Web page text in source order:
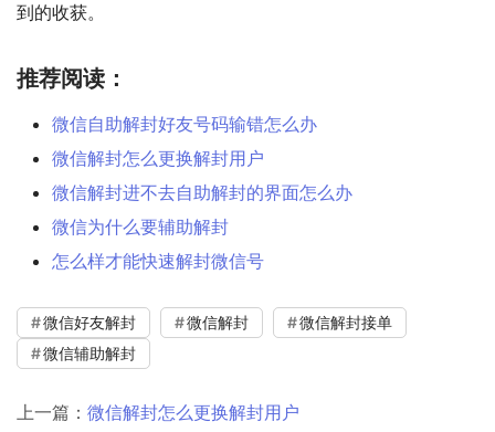
到的收获。
推荐阅读：
微信自助解封好友号码输错怎么办
微信解封怎么更换解封用户
微信解封进不去自助解封的界面怎么办
微信为什么要辅助解封
怎么样才能快速解封微信号
微信好友解封 微信解封
微信解封接单
微信辅助解封
上一篇： 微信解封怎么更换解封用户